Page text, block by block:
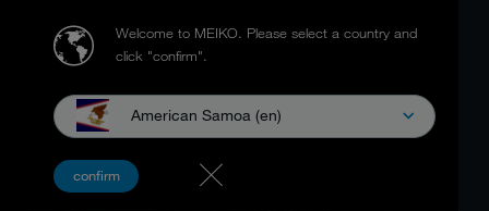
Welcome to MEIKO. Please select a country and
click "confirm".
American Samoa (en)
confirm